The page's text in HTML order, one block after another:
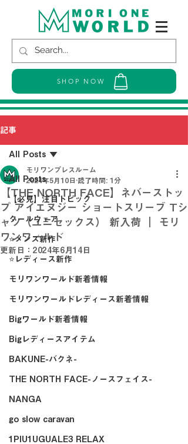
SHOP NOW
記事
All Posts
【必見】注目トピック
クールウェア
⭐メンズ新作
⭐レディース新作
モリワンワールド新着情報
モリワンワールドレディース新着情報
Bigワールド新着情報
Bigレディースアイテム
BAKUNE-バクネ-
THE NORTH FACE-ノースフェイス-
NANGA
go slow caravan
1PIU1UGUALE3 RELAX
All Posts
【THE NORTH FACE】ネバーストッ
プ アイエヌジー ショートスリーブ Tシ
ャツ（ユニセックス） 新入荷 ｜ モリ
ワンワールド
モリワンプレスルーム
2024年5月10日 読了時間: 1分
更新日： 2024年6月14日